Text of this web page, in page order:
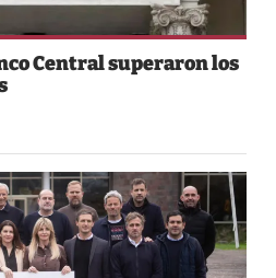
Central superaron los